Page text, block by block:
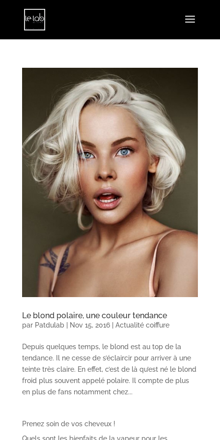
Le blond polaire, une couleur tendance
par Patdulab| Nov 15, 2016| Actualité coiffure
Depuis quelques temps, le blond est au top de la
tendance. Il ne cesse de s’éclaircir pour arriver à une
teinte très claire. En effet, c’est de là qu’est né le blond
froid plus souvent appelé polaire. Il compte de plus
en plus de fans notamment chez...
Prenez soin de vos cheveux !